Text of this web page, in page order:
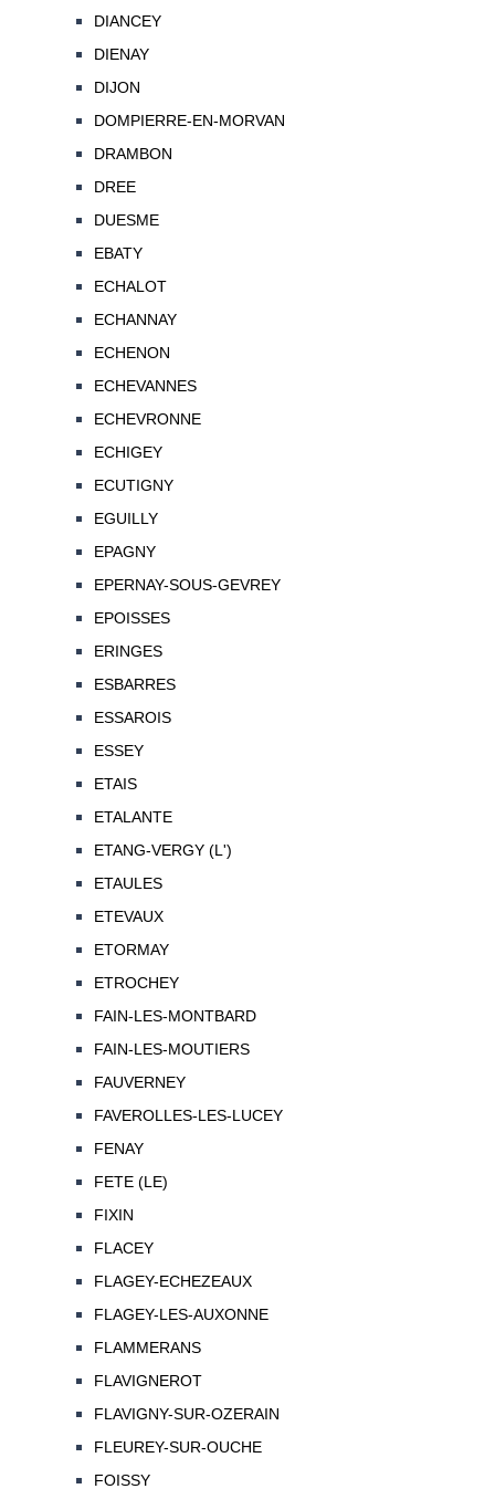
DIANCEY
DIENAY
DIJON
DOMPIERRE-EN-MORVAN
DRAMBON
DREE
DUESME
EBATY
ECHALOT
ECHANNAY
ECHENON
ECHEVANNES
ECHEVRONNE
ECHIGEY
ECUTIGNY
EGUILLY
EPAGNY
EPERNAY-SOUS-GEVREY
EPOISSES
ERINGES
ESBARRES
ESSAROIS
ESSEY
ETAIS
ETALANTE
ETANG-VERGY (L')
ETAULES
ETEVAUX
ETORMAY
ETROCHEY
FAIN-LES-MONTBARD
FAIN-LES-MOUTIERS
FAUVERNEY
FAVEROLLES-LES-LUCEY
FENAY
FETE (LE)
FIXIN
FLACEY
FLAGEY-ECHEZEAUX
FLAGEY-LES-AUXONNE
FLAMMERANS
FLAVIGNEROT
FLAVIGNY-SUR-OZERAIN
FLEUREY-SUR-OUCHE
FOISSY